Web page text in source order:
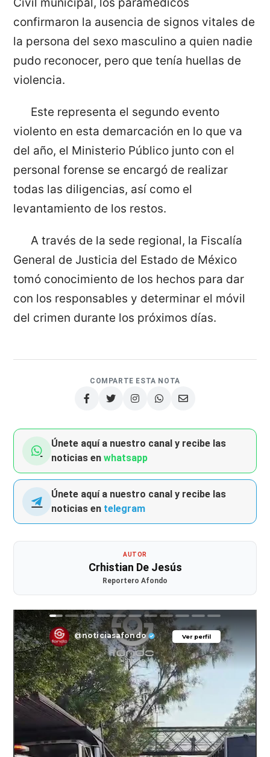
Civil municipal, los paramédicos
confirmaron la ausencia de signos vitales de
la persona del sexo masculino a quien nadie
pudo reconocer, pero que tenía huellas de
violencia.
Este representa el segundo evento
violento en esta demarcación en lo que va
del año, el Ministerio Público junto con el
personal forense se encargó de realizar
todas las diligencias, así como el
levantamiento de los restos.
A través de la sede regional, la Fiscalía
General de Justicia del Estado de México
tomó conocimiento de los hechos para dar
con los responsables y determinar el móvil
del crimen durante los próximos días.
COMPARTE ESTA NOTA
Únete aquí a nuestro canal y recibe las
noticias enwhatsapp
Únete aquí a nuestro canal y recibe las
noticias en telegram
AUTOR
Crhistian De Jesús
Reportero Afondo
Ver perfil
@noticiasafondo Ver perfil